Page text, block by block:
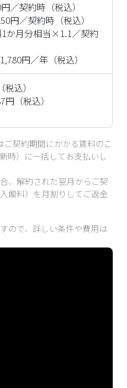
／契約時（税込）
円／契約時（税込）
か月分相当×1.1／契約
円／年（税込）
込）
（税込）
ご契約期間にかかる賃料のこ
時）に一括してお支払いし
、解約された翌月からご契
館料）を月割りしてご返金
ので、詳しい条件や費用は